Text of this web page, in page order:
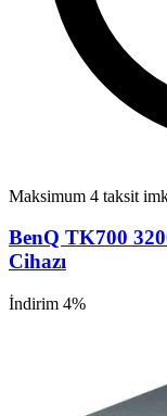
Maksimum 4 taksit
BenQ TK700
Cihazı
İndirim 4%